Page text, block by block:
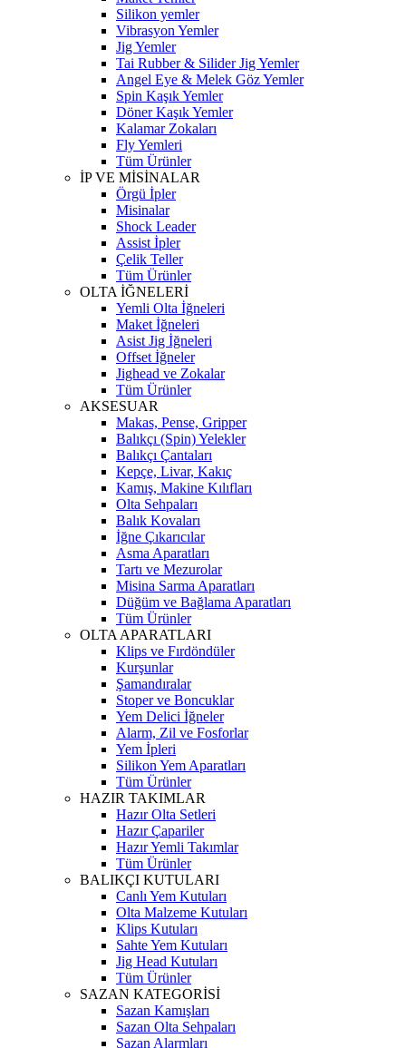
Silikon yemler
Vibrasyon Yemler
Jig Yemler
Tai Rubber & Silider Jig Yemler
Angel Eye & Melek Göz Yemler
Spin Kaşık Yemler
Döner Kaşık Yemler
Kalamar Zokaları
Fly Yemleri
Tüm Ürünler
İP VE MİSİNALAR
Örgü İpler
Misinalar
Shock Leader
Assist İpler
Çelik Teller
Tüm Ürünler
OLTA İĞNELERİ
Yemli Olta İğneleri
Maket İğneleri
Asist Jig İğneleri
Offset İğneler
Jighead ve Zokalar
Tüm Ürünler
AKSESUAR
Makas, Pense, Gripper
Balıkçı (Spin) Yelekler
Balıkçı Çantaları
Kepçe, Livar, Kakıç
Kamış, Makine Kılıfları
Olta Sehpaları
Balık Kovaları
İğne Çıkarıcılar
Asma Aparatları
Tartı ve Mezurolar
Misina Sarma Aparatları
Düğüm ve Bağlama Aparatları
Tüm Ürünler
OLTA APARATLARI
Klips ve Fırdöndüler
Kurşunlar
Şamandıralar
Stoper ve Boncuklar
Yem Delici İğneler
Alarm, Zil ve Fosforlar
Yem İpleri
Silikon Yem Aparatları
Tüm Ürünler
HAZIR TAKIMLAR
Hazır Olta Setleri
Hazır Çapariler
Hazır Yemli Takımlar
Tüm Ürünler
BALIKÇI KUTULARI
Canlı Yem Kutuları
Olta Malzeme Kutuları
Klips Kutuları
Sahte Yem Kutuları
Jig Head Kutuları
Tüm Ürünler
SAZAN KATEGORİSİ
Sazan Kamışları
Sazan Olta Sehpaları
Sazan Alarmları